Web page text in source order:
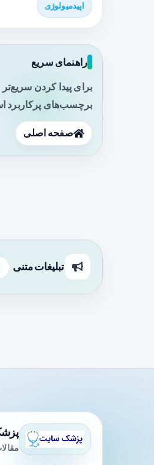
اپیدمیولوژی
راهنمای سریع
برای پیدا کردن
برچسب‌های پرکاربرد
صفحه اصلی
تبلیغات متنی